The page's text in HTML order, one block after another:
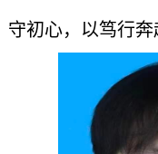
守初心，以笃行奔